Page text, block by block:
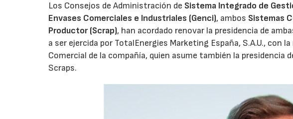
Los Consejos de Administración de Sistema Integrado de
Envases Comerciales e Industriales (Genci), ambos Sistemas
Productor (Scrap), han acordado renovar la presidencia de
a ser ejercida por TotalEnergies Marketing España, S.A.U., con
Comercial de la compañía, quien asume también la presidencia
Scraps.